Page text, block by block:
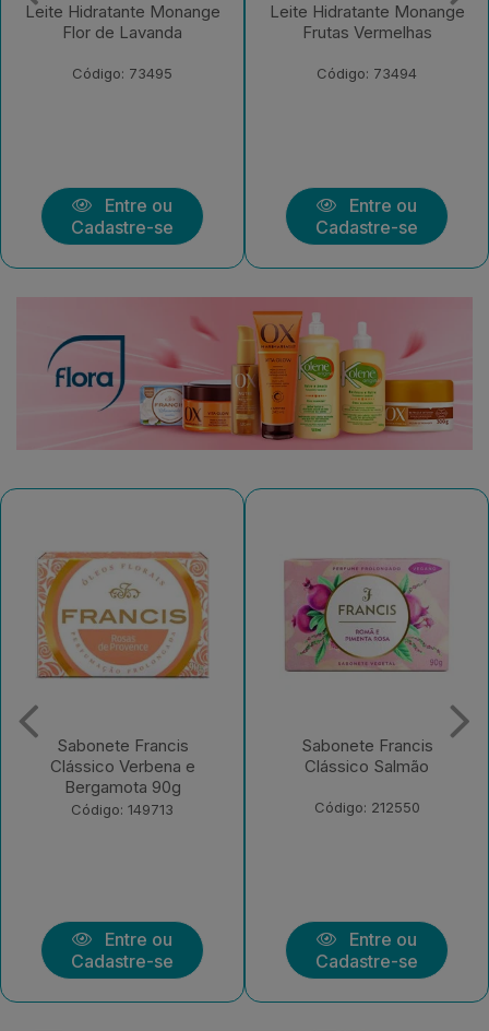
Leite Hidratante Monange
Flor de Lavanda
Código: 73495
Entre ou
Cadastre-se
Leite Hidratante Monange
Frutas Vermelhas
Código: 73494
Entre ou
Cadastre-se
Sabonete Francis
Clássico Verbena e
Bergamota 90g
Código: 149713
Entre ou
Cadastre-se
Sabonete Francis
Clássico Salmão
Código: 212550
Entre ou
Cadastre-se